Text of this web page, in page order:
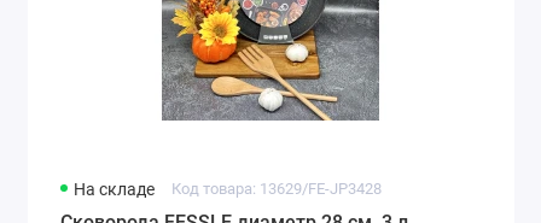
На складе Код товара: 13629/FE-JP3428